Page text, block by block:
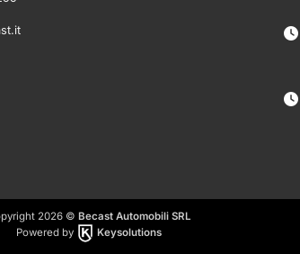
2026 © Becast Automobili SRL
Powered by
Keysolutions